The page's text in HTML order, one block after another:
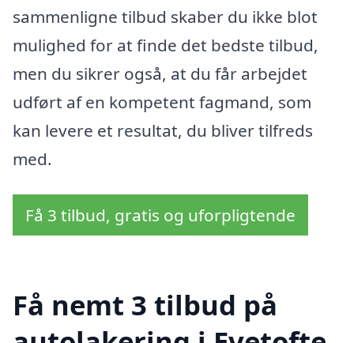
sammenligne tilbud skaber du ikke blot
mulighed for at finde det bedste tilbud,
men du sikrer også, at du får arbejdet
udført af en kompetent fagmand, som
kan levere et resultat, du bliver tilfreds
med.
Få 3 tilbud, gratis og uforpligtende
Få nemt 3 tilbud på